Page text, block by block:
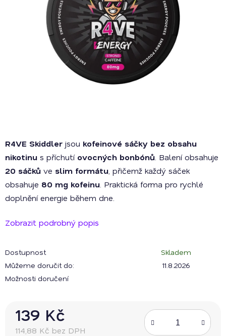
R4VE Skiddler jsou kofeinové sáčky bez obsahu
nikotinu s příchutí ovocných bonbónů . Balení obsahuje
20 sáčků ve slim formátu , přičemž každý sáček
obsahuje 80 mg kofeinu . Praktická forma pro rychlé
doplnění energie během dne.
Zobrazit podrobný popis
Dostupnost
Skladem
Můžeme doručit do:
11.8.2026
Možnosti doručení
139 Kč
114,88 Kč bez DPH